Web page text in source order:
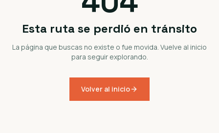
Esta ruta se perdió en tránsito
La página que buscas no existe o fue movida. Vuelve al inicio
para seguir explorando.
Volver al inicio